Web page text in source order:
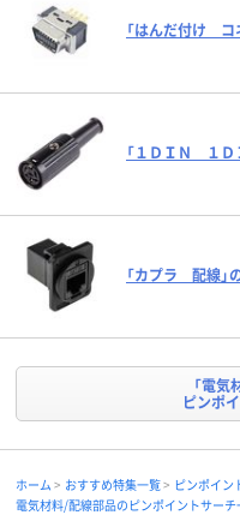
「はんだ付け コ
「１ＤＩＮ １Ｄ
「カプラ 配線」
「電気
ピンポ
ホーム おすすめ特集一覧
ピンポイン
電気材料/配線部品のピンポイントサーチ